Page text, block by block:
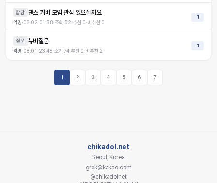
잡담 댄스 커버 모임 관심 있으실까요
익명·08.02 01:58·조회 52·추천 0·비추천 0
1
질문 뉴비질문
익명·08.01 23:48·조회74·추천 0·비추천 2
1
1 2 3 4 5 6 7
chikadol.net
Seoul, Korea
grek@kakao.com
@chikadolnet